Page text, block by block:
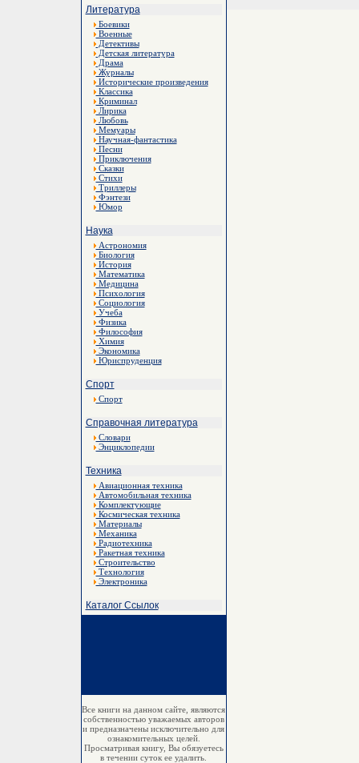
Литература
Боевики
Военные
Детективы
Детская литература
Драма
Журналы
Исторические произведения
Классика
Криминал
Лирика
Любовь
Мемуары
Научная-фантастика
Песни
Приключения
Сказки
Стихи
Триллеры
Фэнтези
Юмор
Наука
Астрономия
Биология
История
Математика
Медицина
Психология
Социология
Учеба
Физика
Философия
Химия
Экономика
Юриспруденция
Спорт
Спорт
Справочная литература
Словари
Энциклопедии
Техника
Авиационная техника
Автомобильная техника
Комплектующие
Космическая техника
Материалы
Механика
Радиотехника
Ракетная техника
Строительство
Технология
Электроника
Каталог Ссылок
Все книги на данном сайте, являются
собственностью уважаемых авторов
и предназначены исключительно для
ознакомительных целей.
Просматривая книгу, Вы обязуетесь
в течении суток ее удалить.